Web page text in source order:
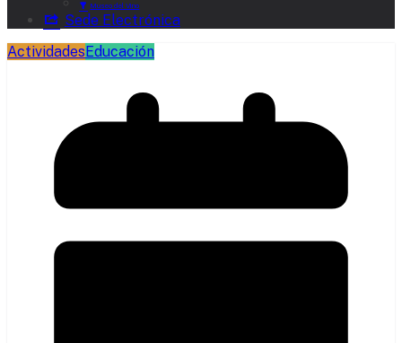
Museo del Vino
Sede Electrónica
Actividades Educación